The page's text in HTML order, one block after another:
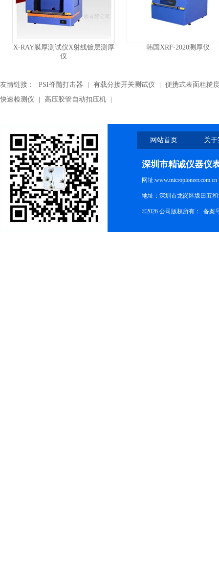
X-RAY膜厚测试仪X射线镀层测厚
仪
韩国XRF-2020测厚仪
友情链接： PSI脊髓打击器 有载分接开关测试仪
便携式表面粗糙
快速检测仪
高压胶管自动扣压机
网站首页 关
深圳市精诚仪器仪
网址:www.micropioneer.com.cn
地址：深圳市龙岗区坂田五
©2026 公司版权所有： 备案